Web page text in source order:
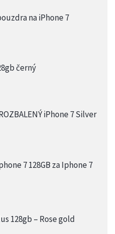
na iPhone 7
černý
iPhone 7 Silver
7 128GB za Iphone 7
128gb – Rose gold